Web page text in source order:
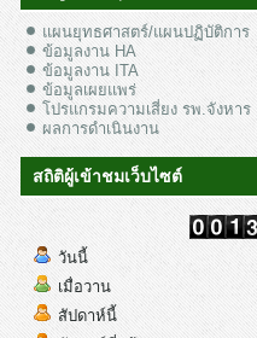
แผนยุทธศาสตร์/แผนปฏิบัติการ
ข้อมูลงาน HA
ข้อมูลงาน ITA
ข้อมูลเผยแพร่
โปรแกรมความเสี่ยง รพ.จังหาร
ผลการดำเนินงาน
สถิติผู้เข้าชมเว็บไซต์
วันนี้
เมื่อวาน
สัปดาห์นี้